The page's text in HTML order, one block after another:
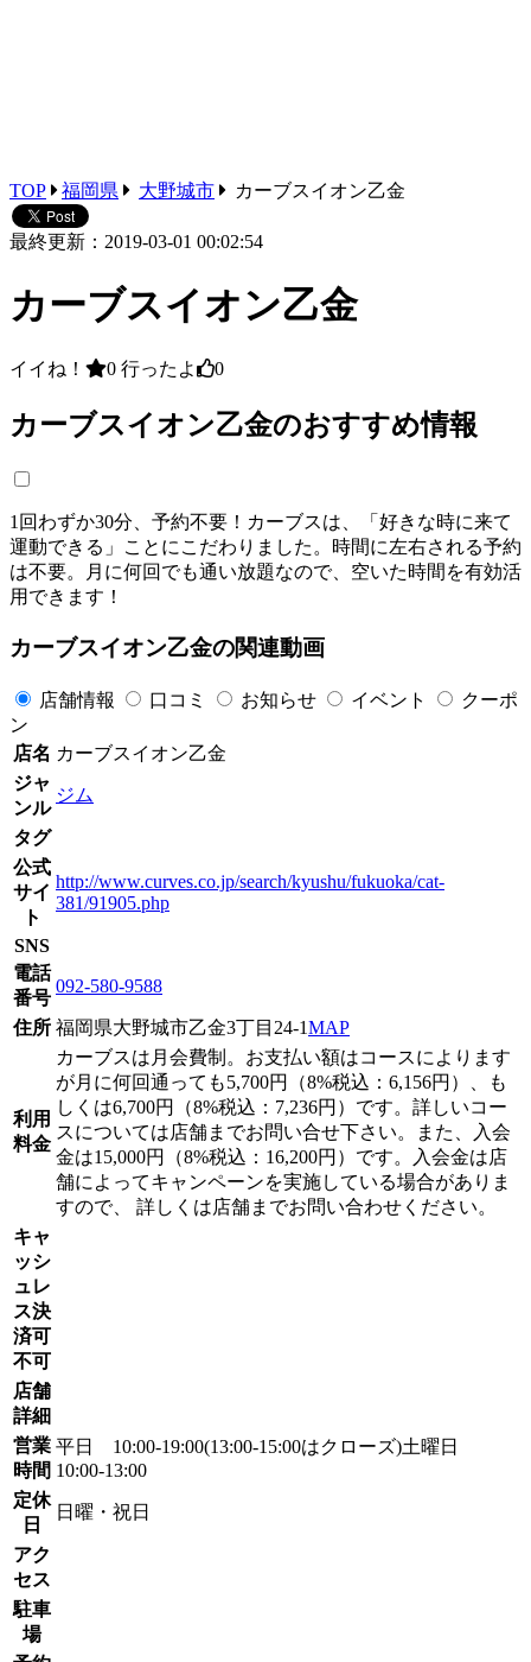
TOP 福岡県 大野城市 カーブスイオン乙金
最終更新：2019-03-01 00:02:54
カーブスイオン乙金
イイね！ 0 行ったよ 0
カーブスイオン乙金のおすすめ情報
1回わずか30分、予約不要！カーブスは、「好きな時に来て
運動できる」ことにこだわりました。時間に左右される予約
は不要。月に何回でも通い放題なので、空いた時間を有効活
用できます！
カーブスイオン乙金の関連動画
店舗情報 口コミ お知らせ イベント
クーポ
ン
店名 カーブスイオン乙金
ジャ
ンル
ジム
タグ
公式
サイ
ト
http://www.curves.co.jp/search/kyushu/fukuoka/cat-
381/91905.php
SNS
電話
番号
092-580-9588
住所 福岡県大野城市乙金3丁目24-1MAP
利用
料金
カーブスは月会費制。お支払い額はコースによります
が月に何回通っても5,700円（8%税込：6,156円）、も
しくは6,700円（8%税込：7,236円）です。詳しいコー
スについては店舗までお問い合せ下さい。また、入会
金は15,000円（8%税込：16,200円）です。入会金は店
舗によってキャンペーンを実施している場合がありま
すので、 詳しくは店舗までお問い合わせください。
キャ
ッシ
ュレ
ス決
済可
不可
店舗
詳細
営業
時間
平日 10:00-19:00(13:00-15:00はクローズ)土曜日
10:00-13:00
定休
日
日曜・祝日
アク
セス
駐車
場